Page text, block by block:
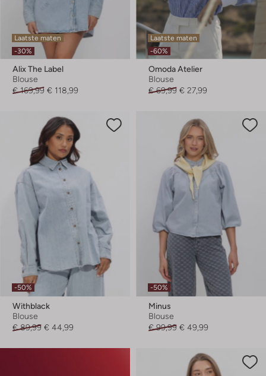
Laatste maten
-30%
Alix The Label
Blouse
€ 169,99 € 118,99
Laatste maten
-60%
Omoda Atelier
Blouse
€ 69,99 € 27,99
-50%
Withblack
Blouse
€ 89,99 € 44,99
-50%
Minus
Blouse
€ 99,99 € 49,99